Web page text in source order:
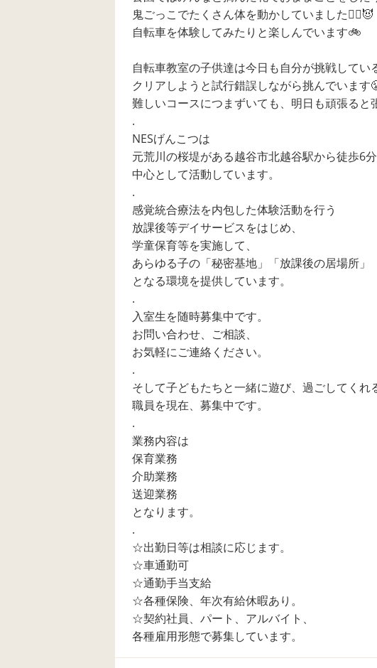
鬼ごっこでたくさん体を動かしていました🏃‍♂️😈
自転車を体験してみたりと楽しんでいます🚲
自転車教室の子供達は今日も自分が挑戦してい
クリアしようと試行錯誤しながら挑んでいます
難しいコースにつまずいても、明日も頑張ると
.
NESげんこつは
元荒川の桜堤がある越谷市北越谷駅から徒歩6
中心として活動しています。
.
感覚統合療法を内包した体験活動を行う
放課後等デイサービスをはじめ、
学童保育等を実施して、
あらゆる子の「秘密基地」「放課後の居場所」
となる環境を提供しています。
.
入室生を随時募集中です。
お問い合わせ、ご相談、
お気軽にご連絡ください。
.
そして子どもたちと一緒に遊び、過ごしてくれ
職員を現在、募集中です。
.
業務内容は
保育業務
介助業務
送迎業務
となります。
.
☆出勤日等は相談に応じます。
☆車通勤可
☆通勤手当支給
☆各種保険、年次有給休暇あり。
☆契約社員、パート、アルバイト、
各種雇用形態で募集しています。